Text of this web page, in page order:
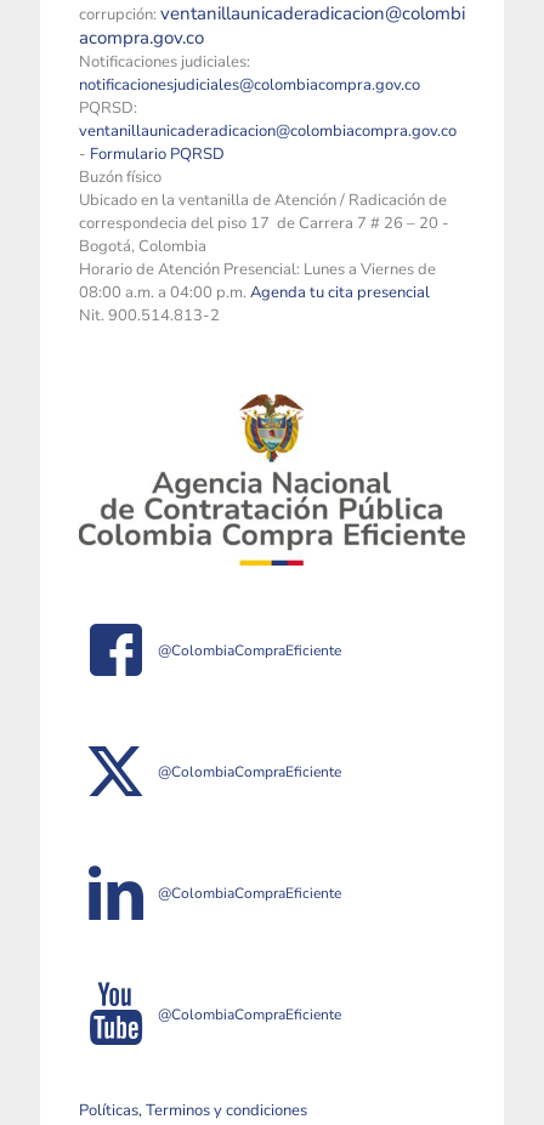
corrupción: ventanillaunicaderadicacion@colombi
acompra.gov.co
Notificaciones judiciales:
notificacionesjudiciales@colombiacompra.gov.co
PQRSD:
ventanillaunicaderadicacion@colombiacompra.gov.co
- Formulario PQRSD
Buzón físico
Ubicado en la ventanilla de Atención / Radicación de
correspondecia del piso 17 de Carrera 7 # 26 – 20 -
Bogotá, Colombia
Horario de Atención Presencial: Lunes a Viernes de
08:00 a.m. a 04:00 p.m. Agenda tu cita presencial
Nit. 900.514.813-2
@ColombiaCompraEficiente
@ColombiaCompraEficiente
@ColombiaCompraEficiente
@ColombiaCompraEficiente
Políticas, Terminos y condiciones